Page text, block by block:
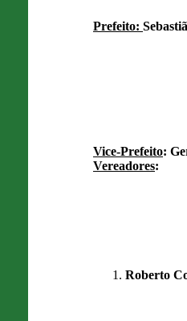
Prefeito:
Vice-Prefeito:
Vereadores:
Roberto